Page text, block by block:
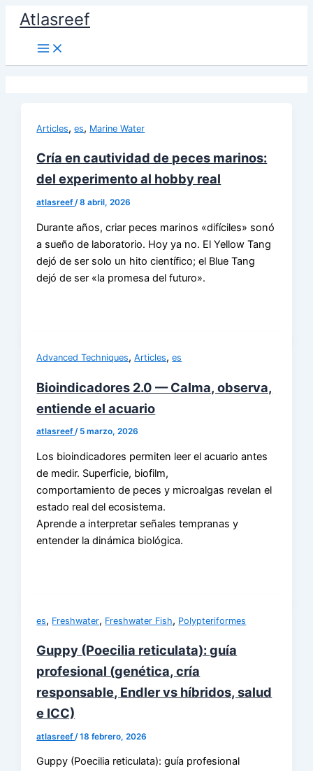
contenido
Atlasreef
Articles,es, Marine Water
Cría en cautividad de peces marinos:
del experimento al hobby real
atlasreef/8 abril, 2026
Durante años, criar peces marinos «difíciles» sonó
a sueño de laboratorio. Hoy ya no. El Yellow Tang
dejó de ser solo un hito científico; el Blue Tang
dejó de ser «la promesa del futuro».
Advanced Techniques,Articles,es
Bioindicadores 2.0 — Calma, observa,
entiende el acuario
atlasreef/ 5 marzo, 2026
Los bioindicadores permiten leer el acuario antes
de medir. Superficie, biofilm,
comportamiento de peces y microalgas revelan el
estado real del ecosistema.
Aprende a interpretar señales tempranas y
entender la dinámica biológica.
es, Freshwater, Freshwater Fish, Polypteriformes
Guppy (Poecilia reticulata): guía
profesional (genética, cría
responsable, Endler vs híbridos, salud
e ICC)
atlasreef /18 febrero, 2026
Guppy (Poecilia reticulata): guía profesional